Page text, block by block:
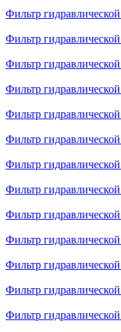
Фильтр
Фильтр
Фильтр
Фильтр
Фильтр
Фильтр
Фильтр
Фильтр
Фильтр
Фильтр
Фильтр
Фильтр
Фильтр